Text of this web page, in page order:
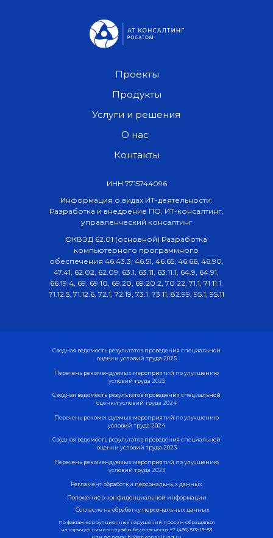
Информация о видах ИТ-деятельности:
Разработка и внедрение ПО, ИТ-консалтинг,
управленческий консалтинг
ОКВЭД 62.01 (основной) Разработка
компьютерного программного
обеспечения 46.43.3, 46.51, 46.65, 46.66, 46.90,
47.41, 62.02, 62.09, 63.1, 63.11, 63.11.1, 64.9, 64.91,
66.19.4, 69, 69.10, 69.20, 69.20.2, 70.22, 71.1, 71.11.1,
71.12.5, 71.12.6, 72.1, 72.19, 73.1, 73.11, 82.99, 95.1, 95.11
ИНН 7715744096
Проекты
Продукты
О нас
Контакты
Услуги и решения
Сводная ведомость результатов проведения специальной
оценки условий труда 2023
Регламент обработки персональных данных
Перечень рекомендуемых мероприятий по улучшению
условий труда 2023
Сводная ведомость результатов проведения специальной
оценки условий труда 2024
Перечень рекомендуемых мероприятий по улучшению
условий труда 2024
Положение о конфиденциальной информации
Согласие на обработку персональных данных
Сводная ведомость результатов проведения специальной
оценки условий труда 2025
Перечень рекомендуемых мероприятий по улучшению
условий труда 2025
По фактам коррупционных нарушений просим обращаться
на горячую линию службы безопасности +7 (495) 513−13−53
или по почте hl@at-consulting.ru